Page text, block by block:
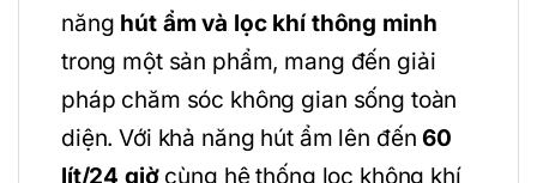
năng hút ẩm và lọc khí thông minh
trong một sản phẩm, mang đến giải
pháp chăm sóc không gian sống toàn
diện. Với khả năng hút ẩm lên đến60
lít/24 giờcùng hệ thống lọc không khí